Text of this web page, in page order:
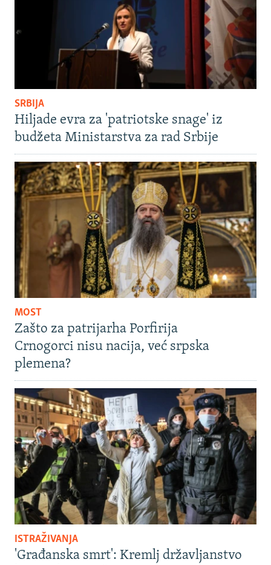
SRBIJA
Hiljade evra za 'patriotske snage' iz
budžeta Ministarstva za rad Srbije
MOST
Zašto za patrijarha Porfirija
Crnogorci nisu nacija, već srpska
plemena?
ISTRAŽIVANJA
'Građanska smrt': Kremlj državljanstvo